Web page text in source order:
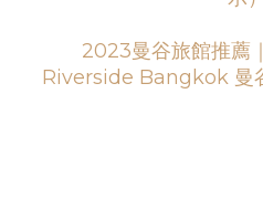
2023曼谷旅館推薦
Riverside Bangkok 曼